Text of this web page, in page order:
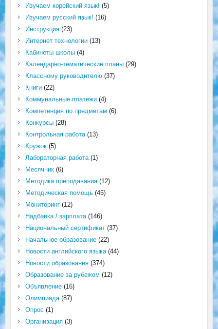
Изучаем корейский язык! (5)
Изучаем русский язык! (16)
Инструкция(23)
Интернет технологии(13)
Кабинеты школы(4)
Календарно-тематические планы(29)
Классному руководителю(37)
Книги(22)
Коммунальные платежи(4)
Компетенция по предметам (6)
Конкурсы(28)
Контрольная работа(13)
Кружок(5)
Лабораторная работа(1)
Месячник(6)
Методика преподавания(12)
Методическая помощь(45)
Мониторинг(12)
Надбавка / зарплата(146)
Национальный сертификат(37)
Начальное образование(22)
Новости английского языка(44)
Новости образования(374)
Образование за рубежом (12)
Объявление(16)
Олимпиада(87)
Опрос (1)
Организация(3)